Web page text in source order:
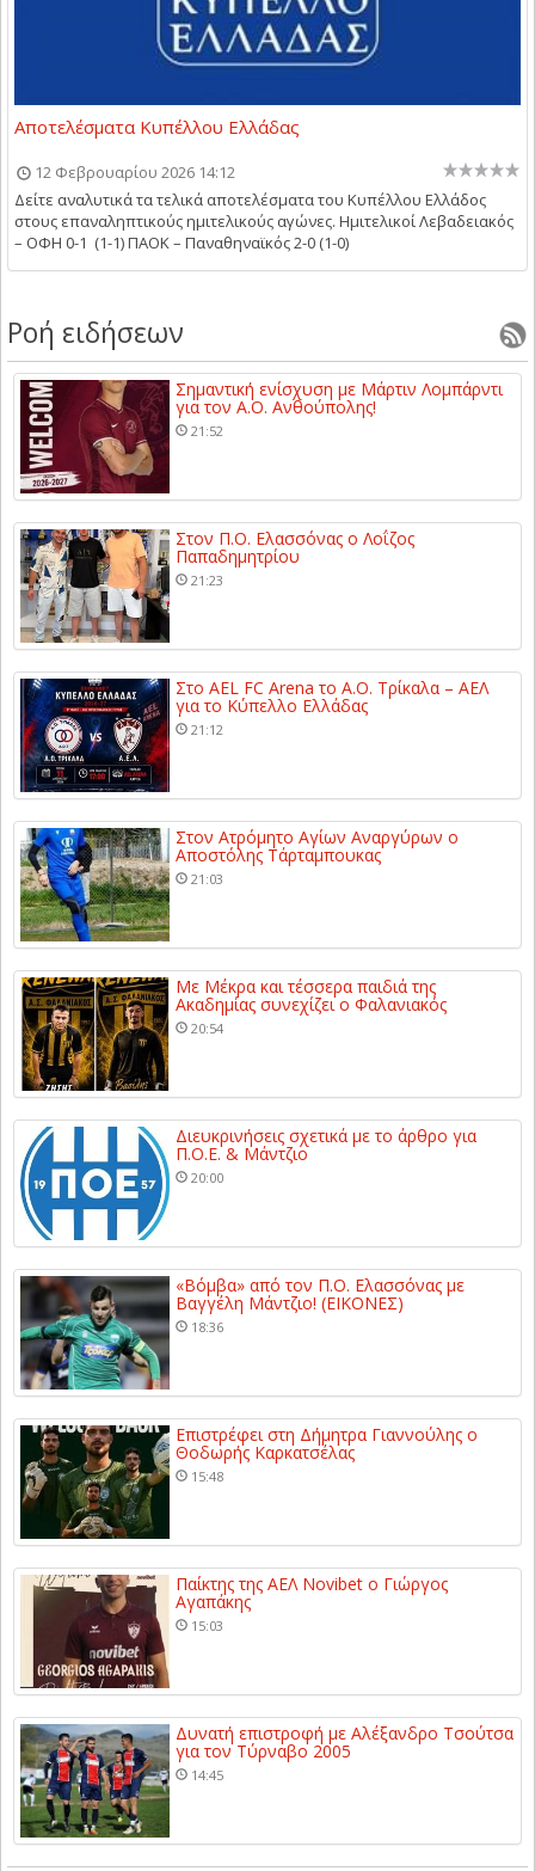
Αποτελέσματα Κυπέλλου Ελλάδας
12 Φεβρουαρίου 2026 14:12
Δείτε αναλυτικά τα τελικά αποτελέσματα του Κυπέλλου Ελλάδος
στους επαναληπτικούς ημιτελικούς αγώνες. Ημιτελικοί Λεβαδειακός
– ΟΦΗ 0-1 (1-1) ΠΑΟΚ – Παναθηναϊκός 2-0 (1-0)
Ροή ειδήσεων
Σημαντική ενίσχυση με Μάρτιν Λομπάρντι
για τον Α.Ο. Ανθούπολης!
21:52
Στον Π.Ο. Ελασσόνας ο Λοΐζος
Παπαδημητρίου
21:23
Στο AEL FC Arena το Α.Ο. Τρίκαλα – ΑΕΛ
για το Κύπελλο Ελλάδας
21:12
Στον Ατρόμητο Αγίων Αναργύρων ο
Αποστόλης Τάρταμπουκας
21:03
Με Μέκρα και τέσσερα παιδιά της
Ακαδημίας συνεχίζει ο Φαλανιακός
20:54
Διευκρινήσεις σχετικά με το άρθρο για
Π.Ο.Ε. & Μάντζιο
20:00
«Βόμβα» από τον Π.Ο. Ελασσόνας με
Βαγγέλη Μάντζιο! (ΕΙΚΟΝΕΣ)
18:36
Επιστρέφει στη Δήμητρα Γιαννούλης ο
Θοδωρής Καρκατσέλας
15:48
Παίκτης της ΑΕΛ Novibet ο Γιώργος
Αγαπάκης
15:03
Δυνατή επιστροφή με Αλέξανδρο Τσούτσα
για τον Τύρναβο 2005
14:45